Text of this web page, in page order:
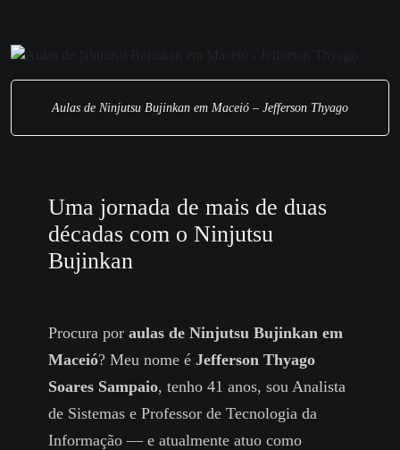
Aulas de Ninjutsu Bujinkan em Maceió – Jefferson Thyago
Uma jornada de mais de duas
décadas com o Ninjutsu
Bujinkan
Procura poraulas de Ninjutsu Bujinkan em
Maceió? Meu nome éJefferson Thyago
Soares Sampaio, tenho 41 anos, sou Analista
de Sistemas e Professor de Tecnologia da
Informação — e atualmente atuo como